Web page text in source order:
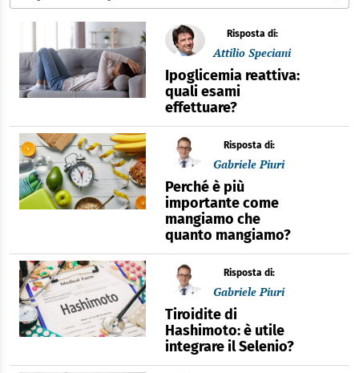
Risposta di:
Attilio Speciani
Ipoglicemia reattiva:
quali esami
effettuare?
Risposta di:
Gabriele Piuri
Perché è più
importante come
mangiamo che
quanto mangiamo?
Risposta di:
Gabriele Piuri
Tiroidite di
Hashimoto: è utile
integrare il Selenio?